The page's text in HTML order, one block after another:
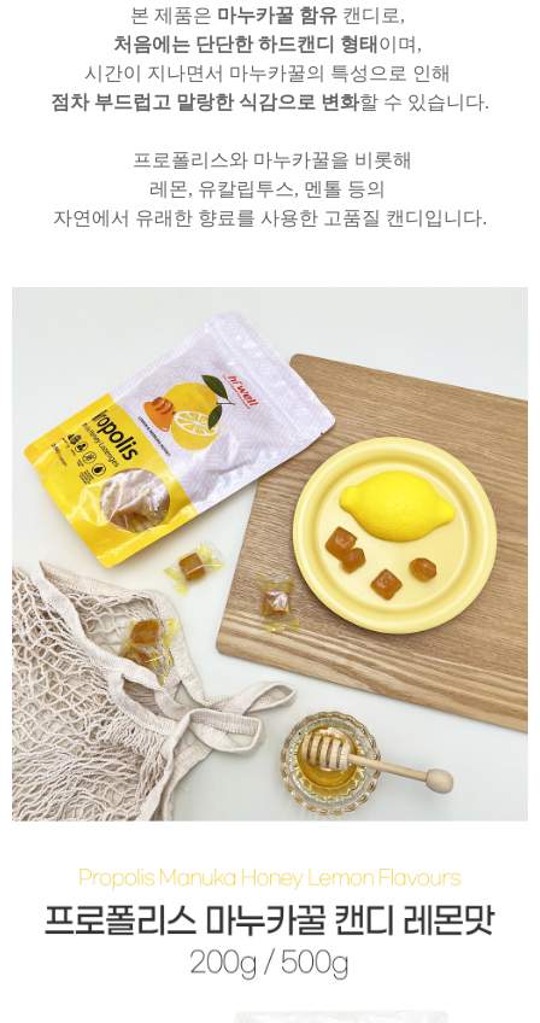
본 제품은 마누카꿀 함유 캔디로,
처음에는 단단한 하드캔디 형태 이며,
시간이 지나면서 마누카꿀의 특성으로 인해
점차 부드럽고 말랑한 식감으로 변화할 수 있습니다.
프로폴리스와 마누카꿀을 비롯해
레몬, 유칼립투스, 멘톨 등의
자연에서 유래한 향료를 사용한 고품질 캔디입니다.